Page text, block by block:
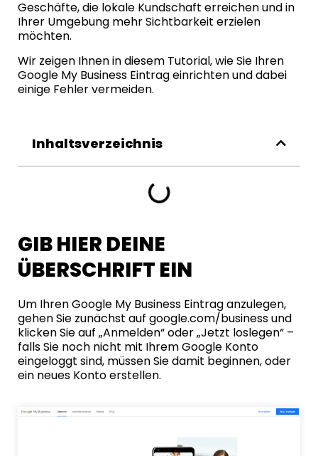
Geschäfte, die lokale Kundschaft erreichen und in
Ihrer Umgebung mehr Sichtbarkeit erzielen
möchten.
Wir zeigen Ihnen in diesem Tutorial, wie Sie Ihren
Google My Business Eintrag einrichten und dabei
einige Fehler vermeiden.
Inhaltsverzeichnis
GIB HIER DEINE
ÜBERSCHRIFT EIN
Um Ihren Google My Business Eintrag anzulegen,
gehen Sie zunächst auf google.com/businessund
klicken Sie auf „Anmelden“ oder „Jetzt loslegen“ –
falls Sie noch nicht mit Ihrem Google Konto
eingeloggt sind, müssen Sie damit beginnen, oder
ein neues Konto erstellen.